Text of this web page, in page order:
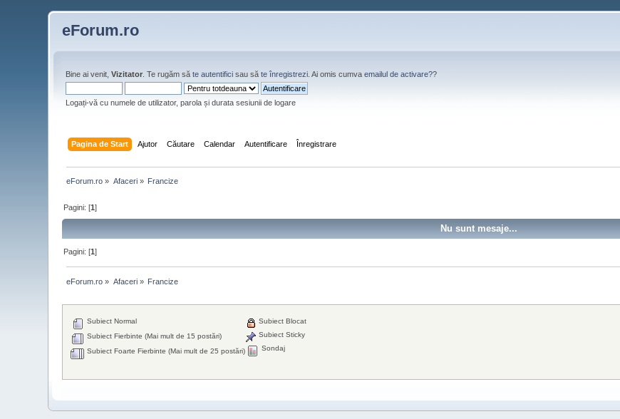
eForum.ro
Bine ai venit,Vizitator . Te rugăm săte autentifici sau săte înregistrezi . Ai omis cumvaemailul de activare??
Logați-vă cu numele de utilizator, parola și durata sesiunii de logare
Pagina de Start Ajutor Căutare Calendar Autentificare Înregistrare
eForum.ro » Afaceri» Francize
Pagini: [1]
Nu sunt mesaje...
Pagini: [1]
eForum.ro » Afaceri» Francize
Subiect Normal
Subiect Fierbinte (Mai mult de 15 postări)
Subiect Foarte Fierbinte (Mai mult de 25 postări)
Subiect Blocat
Subiect Sticky
Sondaj